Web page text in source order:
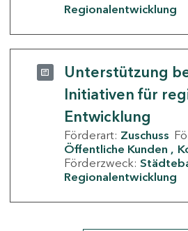
Regionalentwicklung
Unterstützung
Initiativen für
Entwicklung
Förderart: Zuschuss
Öffentliche Kunden
Förderzweck:
Regionalentwicklung